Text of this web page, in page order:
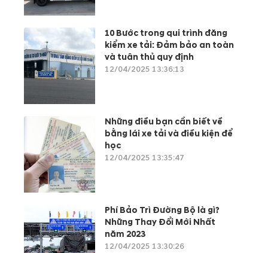
10 Bước trong qui trình đăng
kiểm xe tải: Đảm bảo an toàn
và tuân thủ quy định
12/04/2025 13:36:13
Những điều bạn cần biết về
bằng lái xe tải và điều kiện để
học
12/04/2025 13:35:47
Phí Bảo Trì Đường Bộ là gì?
Những Thay Đổi Mới Nhất
năm 2023
12/04/2025 13:30:26